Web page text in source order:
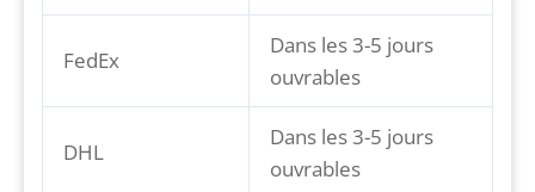
FedEx
Dans les 3-5 jours
ouvrables
DHL
Dans les 3-5 jours
ouvrables